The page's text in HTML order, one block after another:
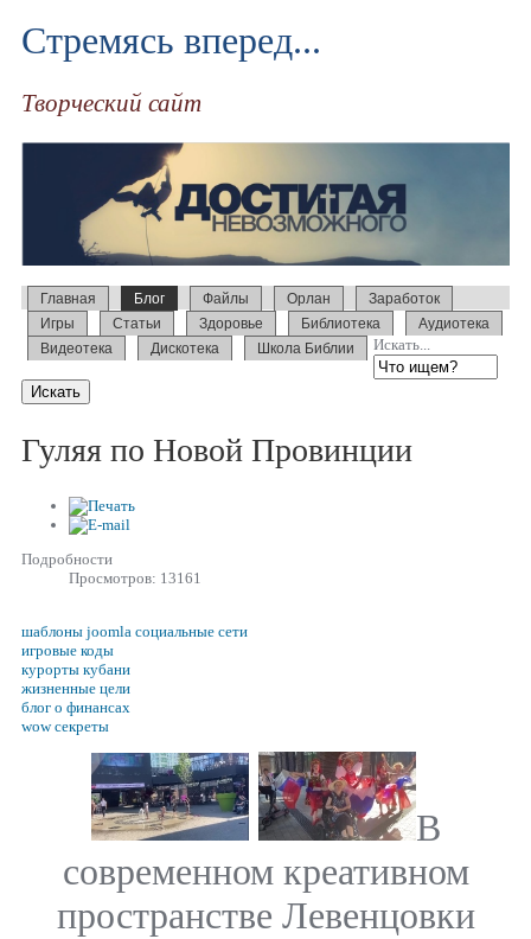
Стремясь вперед...
Творческий сайт
Главная Блог Файлы Орлан
Заработок
Игры
Статьи Здоровье Библиотека
Аудиотека
Видеотека
Дискотека Школа Библии Искать...
Гуляя по Новой Провинции
Подробности
Просмотров: 13161
шаблоны joomla социальные сети
игровые коды
курорты кубани
жизненные цели
блог о финансах
wow секреты
В
современном креативном
пространстве Левенцовки